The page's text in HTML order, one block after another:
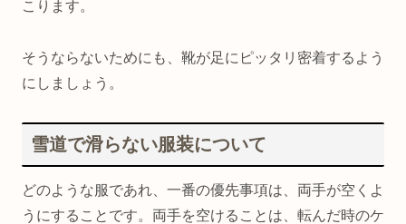
こります。
そうならないためにも、靴が足にピッタリ密着するよう
にしましょう。
雪道で滑らない服装について
どのような服であれ、一番の優先事項は、両手が空くよ
うにすることです。両手を空けることは、転んだ時のケ